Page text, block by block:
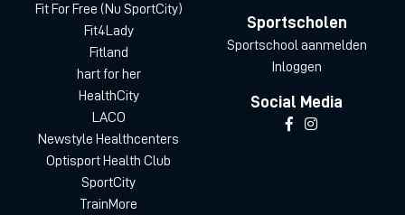
Fit For Free (Nu SportCity)
Fit4Lady
Fitland
hart for her
HealthCity
LACO
Newstyle Healthcenters
Optisport Health Club
SportCity
TrainMore
Sportscholen
Sportschool aanmelden
Inloggen
Social Media